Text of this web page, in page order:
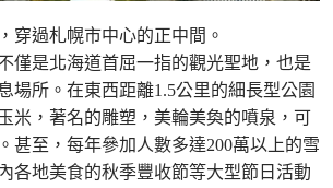
穿過札幌市中心的正中間。
僅是北海道首屈一指的觀光聖地，也是
場所。在東西距離1.5公里的細長型公園
米，著名的雕塑，美輪美奐的噴泉，可
甚至，每年參加人數多達200萬以上的雪
各地美食的秋季豐收節等大型節日活動